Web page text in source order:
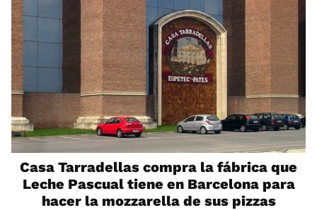
Casa Tarradellas compra la fábrica que
Leche Pascual tiene en Barcelona para
hacer la mozzarella de sus pizzas